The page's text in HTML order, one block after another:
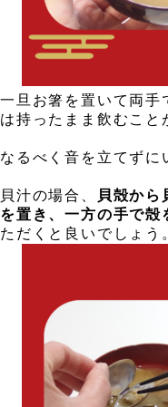
一旦お箸を置いて両手
は持ったまま飲むこと
なるべく音を立てずに
貝汁の場合、
貝殻から
を置き、一方の手で殻
ただくと良いでしょう